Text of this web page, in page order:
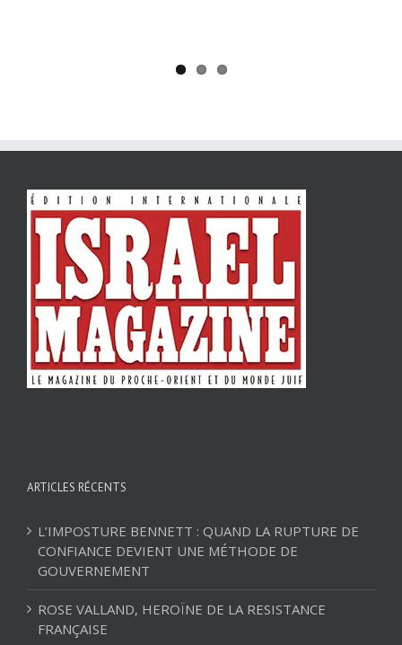
ARTICLES RÉCENTS
L’IMPOSTURE BENNETT : QUAND LA RUPTURE DE
CONFIANCE DEVIENT UNE MÉTHODE DE
GOUVERNEMENT
ROSE VALLAND, HEROÏNE DE LA RESISTANCE
FRANÇAISE